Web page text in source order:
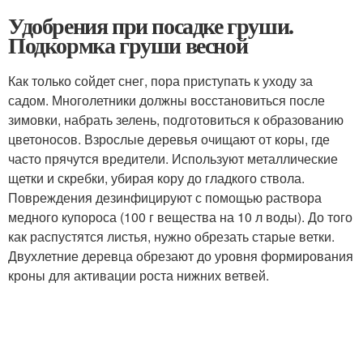
Удобрения при посадке груши.
Подкормка груши весной
Как только сойдет снег, пора приступать к уходу за
садом. Многолетники должны восстановиться после
зимовки, набрать зелень, подготовиться к образованию
цветоносов. Взрослые деревья очищают от коры, где
часто прячутся вредители. Используют металлические
щетки и скребки, убирая кору до гладкого ствола.
Повреждения дезинфицируют с помощью раствора
медного купороса (100 г вещества на 10 л воды). До того
как распустятся листья, нужно обрезать старые ветки.
Двухлетние деревца обрезают до уровня формирования
кроны для активации роста нижних ветвей.